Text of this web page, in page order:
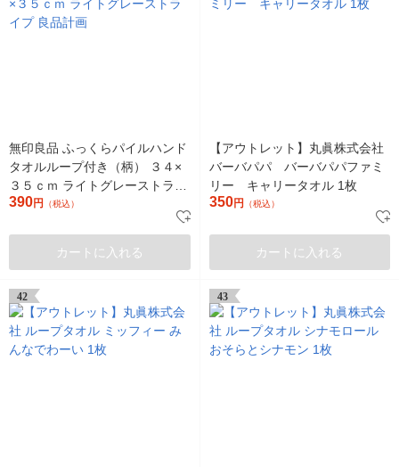
無印良品 ふっくらパイルハンド
タオルループ付き（柄） ３４×
３５ｃｍ ライトグレーストライ
プ 良品計画
390円 （税込）
カートに入れる
【アウトレット】丸眞株式会社
バーバパパ バーバパパファミ
リー キャリータオル 1枚
350円 （税込）
カートに入れる
42 43